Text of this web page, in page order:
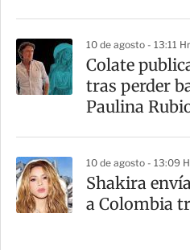
10 de agosto - 13:11
Colate
tras perder
Paulina
10 de agosto - 13:09
Shakira
a Colombia